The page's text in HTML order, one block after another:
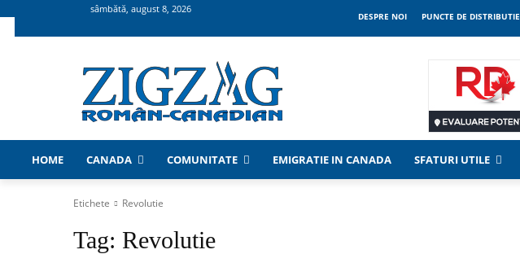
sâmbătă, august 8, 2026
DESPRE NOI PUNCTE DE DISTRIBUTIE
HOME CANADA COMUNITATE EMIGRATIE IN CANADA SFATURI UTILE
Etichete Revolutie
Tag: Revolutie